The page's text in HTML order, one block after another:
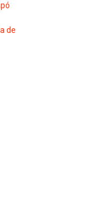
de